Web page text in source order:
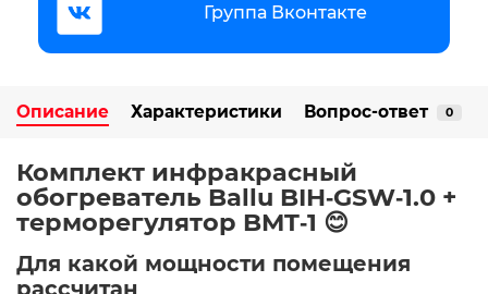
Группа Вконтакте
Описание Характеристики Вопрос-ответ 0
Комплект инфракрасный
обогреватель Ballu BIH‑GSW‑1.0 +
терморегулятор BMT‑1 😊
Для какой мощности помещения